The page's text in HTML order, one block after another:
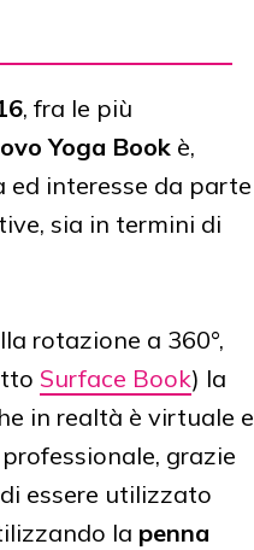
, fra le più
Yoga Book è,
interesse da parte
sia in termini di
rotazione a 360°,
Surface Book) la
in realtà è virtuale e
grazie
essere utilizzato
la penna